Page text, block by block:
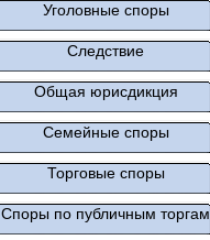
Уголовные споры
Следствие
Общая юрисдикция
Семейные споры
Торговые споры
Споры по публичным торгам